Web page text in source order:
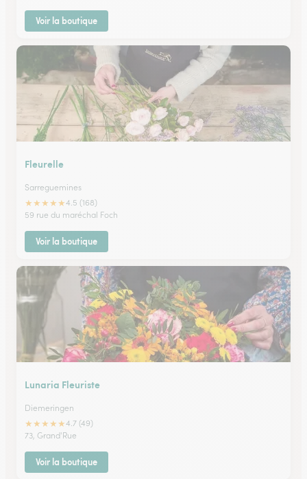
Voir la boutique
Fleurelle
Sarreguemines
★★★★★4.5 (168)
59 rue du maréchal Foch
Voir la boutique
Lunaria Fleuriste
Diemeringen
★★★★★4.7 (49)
73, Grand'Rue
Voir la boutique